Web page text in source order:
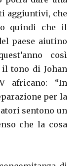
aggiuntivi, che
quindi che il
paese aiutino
così
il tono di Johan
africano: “In
per la
sentono un
che la cosa